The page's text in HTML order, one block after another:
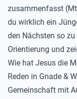
zusammenfasst
du wirklich ein
den Nächsten so
Orientierung und
Wie hat Jesus die
Reden in Gnade &
Gemeinschaft mit